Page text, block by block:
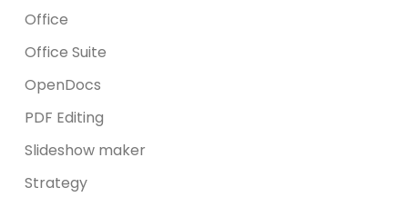
Office
Office Suite
OpenDocs
PDF Editing
Slideshow maker
Strategy